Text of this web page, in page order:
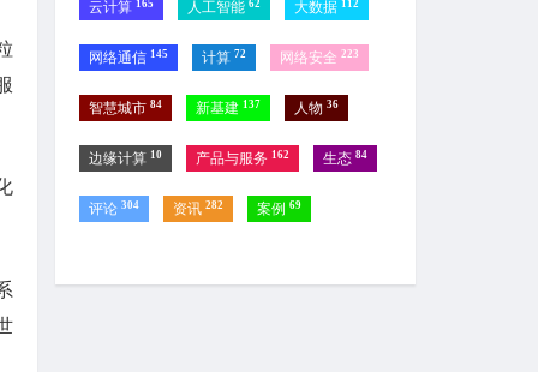
云计算 165 人工智能 62 大数据 112
网络通信 145 计算 72 网络安全 223
智慧城市 84 新基建 137 人物 36
边缘计算 10 产品与服务 162 生态 84
评论 304 资讯 282 案例 69